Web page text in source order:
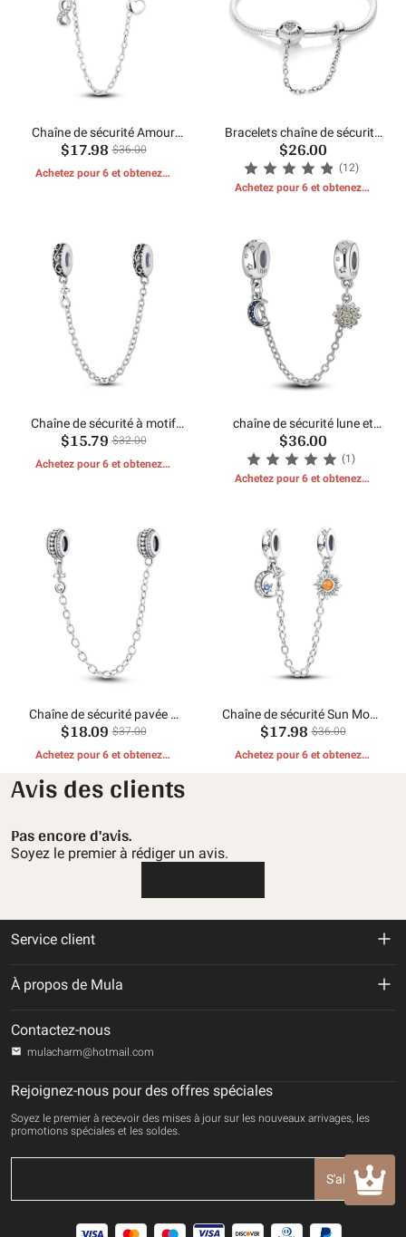
Chaîne de sécurité Amour
éternel
$17.98 $36.00
Achetez pour 6 et obtenez 1
Bracelets chaîne de sécurité
en argent
$26.00
(12)
Achetez pour 6 et obtenez 1
Chaîne de sécurité à motif
bouclé
$15.79 $32.00
Achetez pour 6 et obtenez 1
chaîne de sécurité lune et
étoiles
$36.00
(1)
Achetez pour 6 et obtenez 1
Chaîne de sécurité pavée à
double rangée en forme de
$18.09 $37.00
Achetez pour 6 et obtenez 1
Chaîne de sécurité Sun Moon
Star
$17.98 $36.00
Achetez pour 6 et obtenez 1
Avis des clients
Pas encore d'avis.
Soyez le premier à rédiger un avis.
Service client
Politique de confidentialité
Conditions d'utilisation
Mode de paiement
À propos de Mula
Suivre votre commande
Contactez-nous
Contactez-nous
mulacharm@hotmail.com
Rejoignez-nous pour des offres spéciales
Soyez le premier à recevoir des mises à jour sur les nouveaux arrivages, les
promotions spéciales et les soldes.
S'abonner